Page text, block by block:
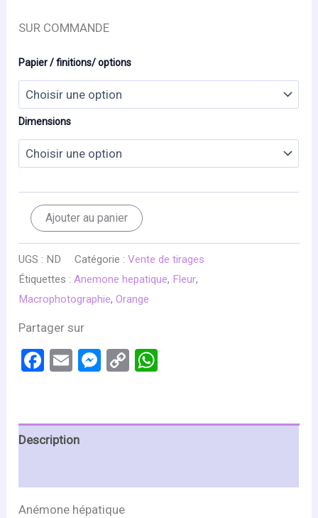
SUR COMMANDE
Papier / finitions/ options
Dimensions
quantité
MONDE
Ajouter au panier
UGS : ND Catégorie :Vente de tirages
Étiquettes :Anemone hepatique, Fleur,
Macrophotographie,Orange
Partager sur
Facebook
EmailMessenger
Copy
Description
Anémone hépatique